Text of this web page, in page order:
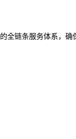
的全链条服务体系，确